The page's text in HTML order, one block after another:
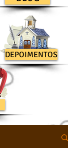
DEPOIMENTOS